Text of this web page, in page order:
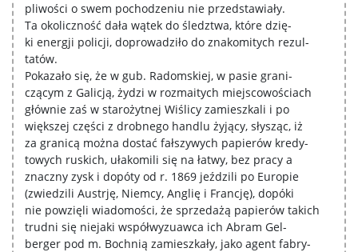
pliwości o swem pochodzeniu nie przedstawiały.
Ta okoliczność dała wątek do śledztwa, które dzię-
ki energji policji, doprowadziło do znakomitych rezul-
tatów.
Pokazało się, że w gub. Radomskiej, w pasie grani-
czącym z Galicją, żydzi w rozmaitych miejscowościach
głównie zaś w starożytnej Wiślicy zamieszkali i po
większej części z drobnego handlu żyjący, słysząc, iż
za granicą można dostać fałszywych papierów kredy-
towych ruskich, ułakomili się na łatwy, bez pracy a
znaczny zysk i dopóty od r. 1869 jeździli po Europie
(zwiedzili Austrję, Niemcy, Anglię i Francję), dopóki
nie powzięli wiadomości, że sprzedażą papierów takich
trudni się niejaki współwyzuawca ich Abram Gel-
berger pod m. Bochnią zamieszkały, jako agent fabry-